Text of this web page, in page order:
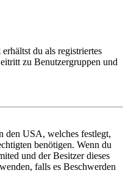
du als registriertes
zu Benutzergruppen und
den USA, welches festlegt,
benötigen. Wenn du
und der Besitzer dieses
falls es Beschwerden